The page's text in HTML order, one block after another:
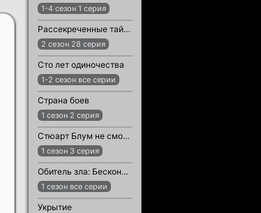
1-4 сезон 1 серия
Рассекреченные тайны с Дэвидом Духовны
2 сезон 28 серия
Сто лет одиночества
1-2 сезон все серии
Страна боев
1 сезон 2 серия
Стюарт Блум не смог спасти вселенную
1 сезон 3 серия
Обитель зла: Бесконечная тьма
1 сезон все серии
Укрытие